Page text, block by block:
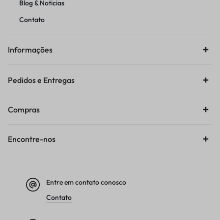
Blog & Noticias
Contato
Informações
Pedidos e Entregas
Compras
Encontre-nos
Entre em contato conosco
Contato